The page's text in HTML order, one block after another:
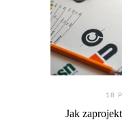
18
Jak